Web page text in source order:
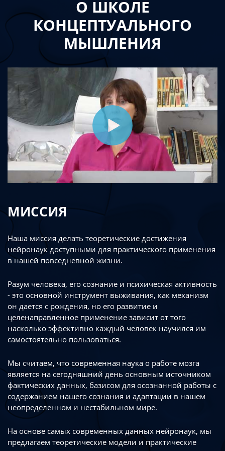
О ШКОЛЕ
КОНЦЕПТУАЛЬНОГО
МЫШЛЕНИЯ
МИССИЯ
Наша миссия делать теоретические достижения
нейронаук доступными для практического применения
в нашей повседневной жизни.
Разум человека, его сознание и психическая активность
- это основной инструмент выживания, как механизм
он дается с рождения, но его развитие и
целенаправленное применение зависит от того
насколько эффективно каждый человек научился им
самостоятельно пользоваться.
Мы считаем, что современная наука о работе мозга
является на сегодняшний день основным источником
фактических данных, базисом для осознанной работы с
содержанием нашего сознания и адаптации в нашем
неопределенном и нестабильном мире.
На основе самых современных данных нейронаук, мы
предлагаем теоретические модели и практические